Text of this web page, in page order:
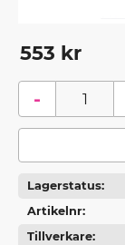
553 kr
-
Lagerstatus
Artikelnr
Tillverkare